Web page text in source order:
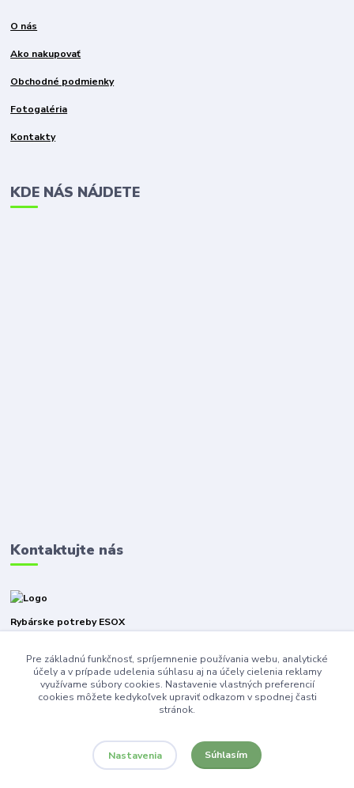
O nás
Ako nakupovať
Obchodné podmienky
Fotogaléria
Kontakty
KDE NÁS NÁJDETE
Kontaktujte nás
Rybárske potreby ESOX
+421940316471
esoxnz@gmail.com
Pre základnú funkčnosť, spríjemnenie používania webu, analytické
účely a v prípade udelenia súhlasu aj na účely cielenia reklamy
využívame súbory cookies. Nastavenie vlastných preferencií
cookies môžete kedykoľvek upraviť odkazom v spodnej časti
stránok.
Nastavenia Súhlasím